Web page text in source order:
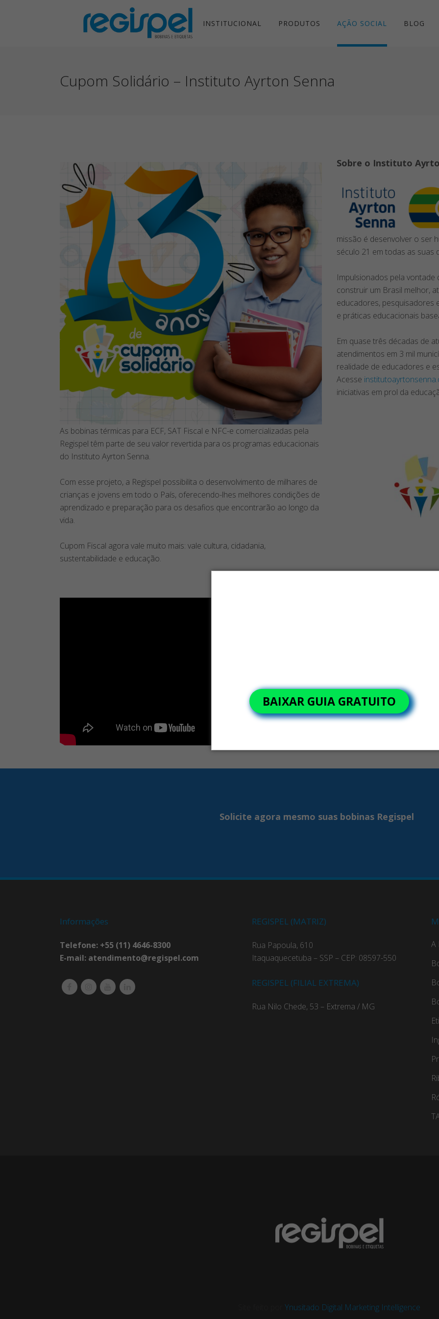
BAIXAR GUIA GRATUITO
INSTITUCIONAL PRODUTOS AÇÃO SOCIAL BLOG
Cupom Solidário – Instituto Ayrton Senna
As bobinas térmicas para ECF, SAT Fiscal e NFC-e comercializadas pela
Regispel têm parte de seu valor revertida para os programas educacionais
do Instituto Ayrton Senna.
Com esse projeto, a Regispel possibilita o desenvolvimento de milhares de
crianças e jovens em todo o País, oferecendo-lhes melhores condições de
aprendizado e preparação para os desafios que encontrarão ao longo da
vida.
Cupom Fiscal agora vale muito mais: vale cultura, cidadania,
sustentabilidade e educação.
Sobre o Instituto
missão é desenvolver o ser
século 21 em todas as suas
Impulsionados pela
construir um Brasil melhor,
educadores, pesquisadores
e práticas educacionais
Em quase três décadas de
atendimentos em 3 mil
realidade de educadores e
Acesse
iniciativas em prol da
Solicite agora mesmo suas bobinas Regispel
Informações
Telefone: +55 (11) 4646-8300
E-mail: atendimento@regispel.com
REGISPEL (MATRIZ)
Rua Papoula, 610
Itaquaquecetuba – SSP – CEP: 08597-550
REGISPEL (FILIAL EXTREMA)
Rua Nilo Chede, 53 – Extrema / MG
A
Ynusitado Digital Marketing Intelligence